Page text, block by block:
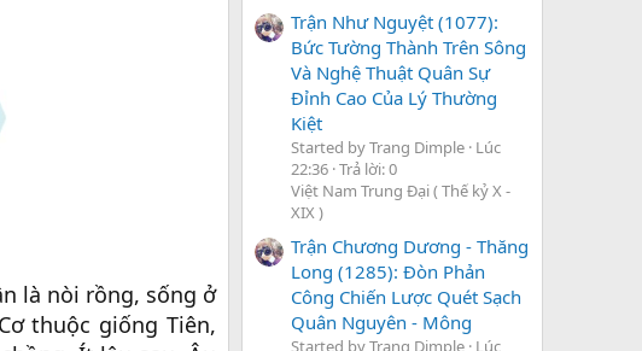
là nòi rồng, sống ở
thuộc giống Tiên,
Trận Như Nguyệt (1077):
Bức Tường Thành Trên Sông
Và Nghệ Thuật Quân Sự
Đỉnh Cao Của Lý Thường
Kiệt
Started by Trang Dimple Lúc
22:36 Trả lời: 0
Việt Nam Trung Đại ( Thế kỷ X -
XIX )
Trận Chương Dương - Thăng
Long (1285): Đòn Phản
Công Chiến Lược Quét Sạch
Quân Nguyên - Mông